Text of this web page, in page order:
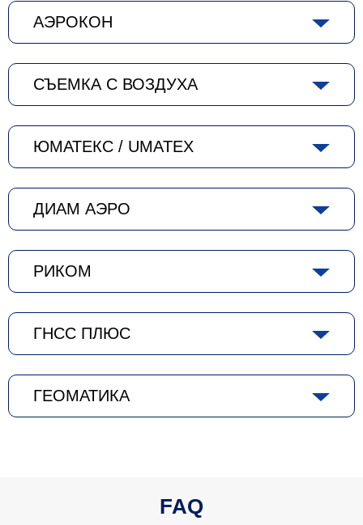
АЭРОКОН
СЪЕМКА С ВОЗДУХА
ЮМАТЕКС / UMATEX
ДИАМ АЭРО
РИКОМ
ГНСС ПЛЮС
ГЕОМАТИКА
FAQ